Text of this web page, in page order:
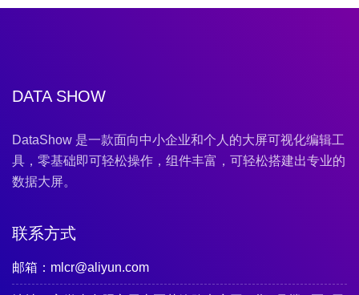
DATA SHOW
DataShow 是一款面向中小企业和个人的大屏可视化编辑工
具，零基础即可轻松操作，组件丰富，可轻松搭建出专业的
数据大屏。
联系方式
邮箱：mlcr@aliyun.com